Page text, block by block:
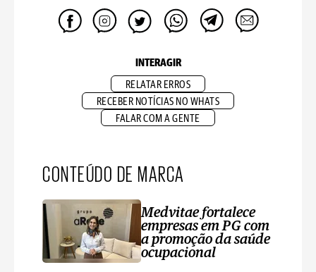
INTERAGIR
RELATAR ERROS
RECEBER NOTÍCIAS NO WHATS
FALAR COM A GENTE
CONTEÚDO DE MARCA
Medvitae fortalece
empresas em PG com
a promoção da saúde
ocupacional